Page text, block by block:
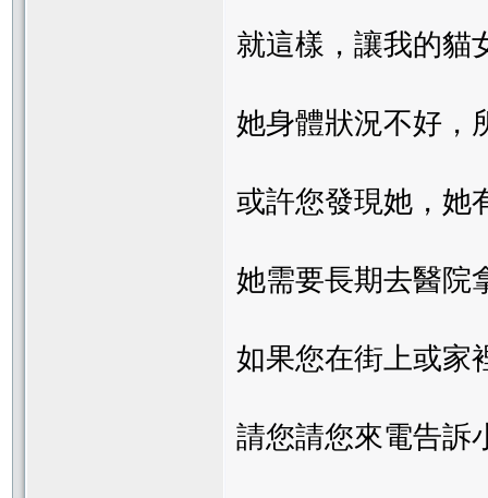
就這樣，讓我的貓
她身體狀況不好，
或許您發現她，她
她需要長期去醫院
如果您在街上或家
請您請您來電告訴